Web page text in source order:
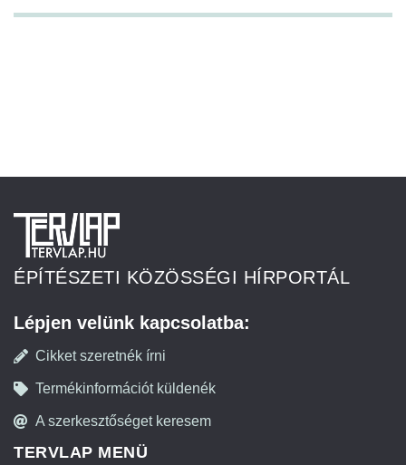
ÉPÍTÉSZETI KÖZÖSSÉGI HÍRPORTÁL
Lépjen velünk kapcsolatba:
Cikket szeretnék írni
Termékinformációt küldenék
A szerkesztőséget keresem
TERVLAP MENÜ